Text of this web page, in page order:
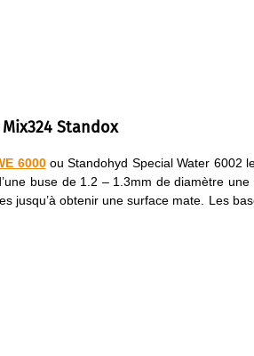
Standox
6000ou Standohyd Special Water 6002
buse de 1.2 – 1.3mm de diamètre
jusqu’à obtenir une surface mate. Les